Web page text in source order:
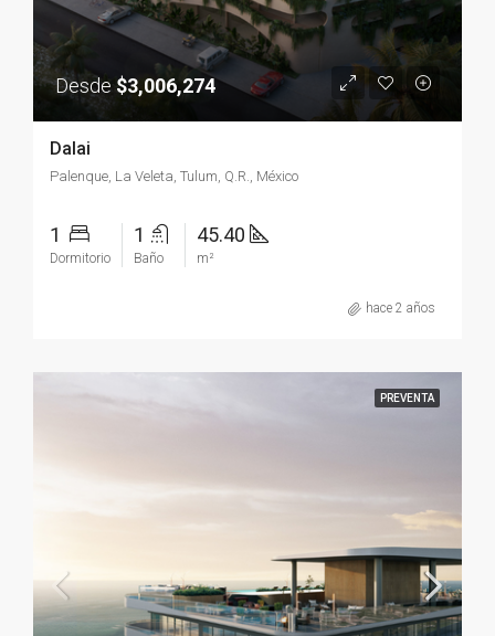
Desde $3,006,274
Dalai
Palenque, La Veleta, Tulum, Q.R., México
1
Dormitorio
1
Baño
45.40
m²
hace 2 años
PREVENTA